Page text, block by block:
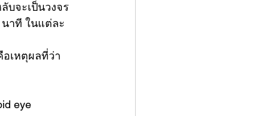
บจะเป็นวงจร
าที ในแต่ละ
เหตุผลที่ว่า
eye